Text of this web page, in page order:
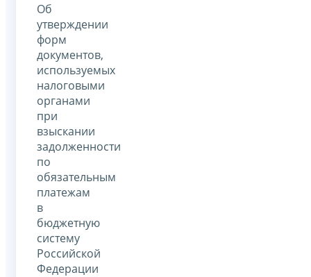
Об
утверждении
форм
документов,
используемых
налоговыми
органами
при
взыскании
задолженности
по
обязательным
платежам
в
бюджетную
систему
Российской
Федерации